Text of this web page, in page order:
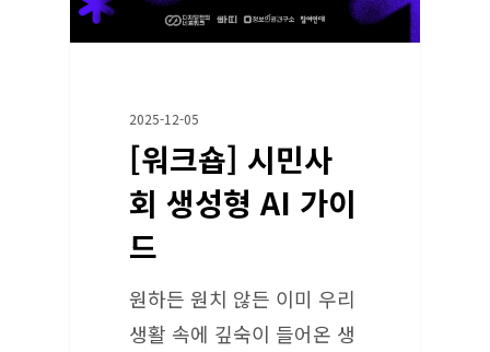
2025-12-05
[워크숍] 시민사
회 생성형 AI 가이
드
원하든 원치 않든 이미 우리
생활 속에 깊숙이 들어온 생